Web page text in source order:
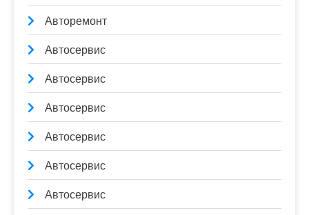
Авторемонт
Автосервис
Автосервис
Автосервис
Автосервис
Автосервис
Автосервис